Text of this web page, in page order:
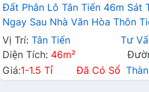
Đất Phân Lô Tân Tiến 46m Sát
Ngay Sau Nhà Văn Hòa Thôn
Vị Trí: Tân Tiến Tư
Diện Tích: 46m²
Giá:1-1.5 Tỉ Đã Có Sổ